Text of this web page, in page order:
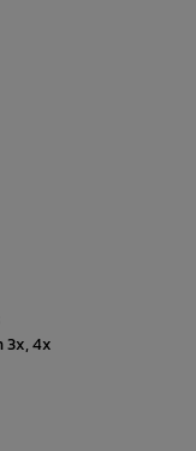
3x, 4x